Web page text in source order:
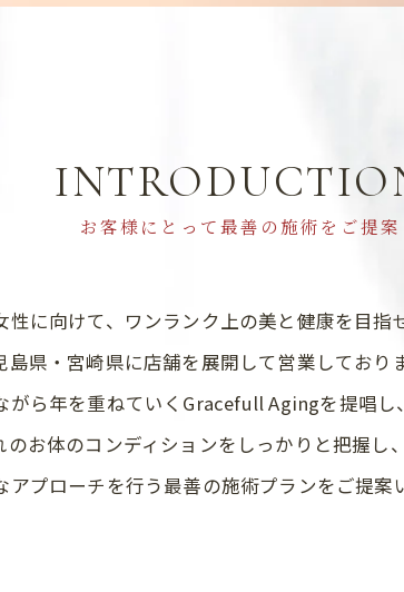
お客様にとって最善の施術をご提案
に向けて、ワンランク上の美と健康を目指
県・宮崎県に店舗を展開して営業しており
がら年を重ねていくGracefull Agingを提唱
のお体のコンディションをしっかりと把握し
プローチを行う最善の施術プランをご提案